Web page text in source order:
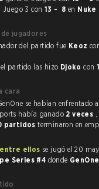
Juego 3 con 13 - 8 en Nuke
jugadores
del partido fue Keoz
partido las hizo Djoko con
cara
se habían enfrentado
había ganado 2 veces
partidosterminaron en
ellos se jugó el 20
Series #4 donde GenOne